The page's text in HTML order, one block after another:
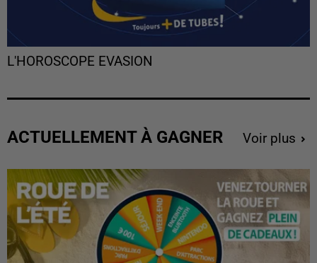
L'HOROSCOPE EVASION
ACTUELLEMENT À GAGNER Voir plus